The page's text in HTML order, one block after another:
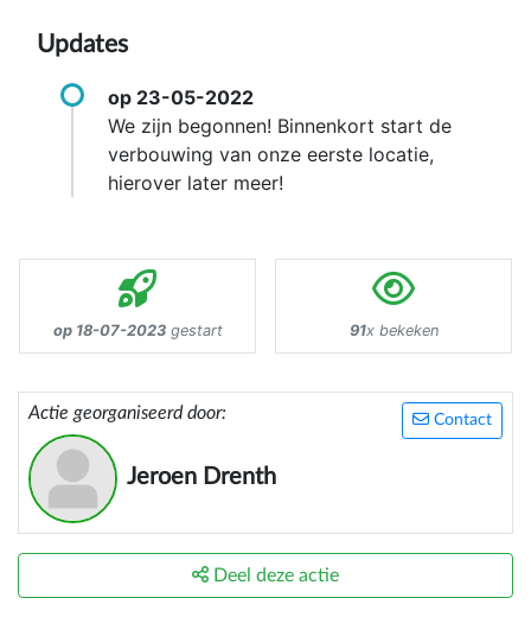
Updates
op 23-05-2022
We zijn begonnen! Binnenkort start de
verbouwing van onze eerste locatie,
hierover later meer!
op 18-07-2023gestart 91x bekeken
Contact
Actie georganiseerd door:
Jeroen Drenth
Deel deze actie